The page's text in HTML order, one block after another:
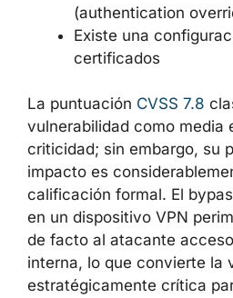
de autenticicación
(authentication
Existe una
La puntuaciónCVSS 7.8
vulnerabilidad como media
criticidad; sin embargo, su
impacto es
calificación formal. El
autenticación en un
perimetral proporciona de
acceso directo a la red